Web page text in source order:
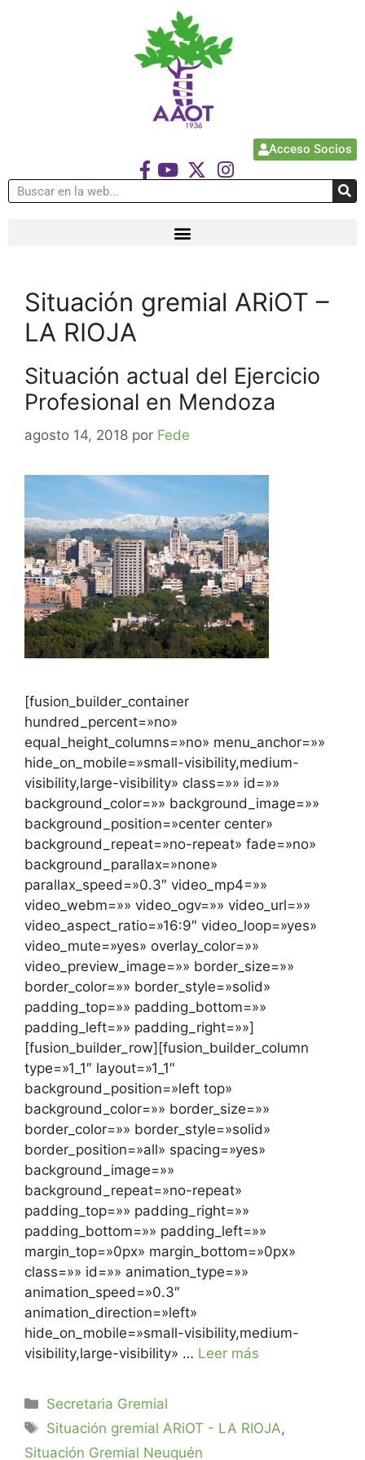
Acceso Socios
Situación gremial ARiOT –
LA RIOJA
Situación actual del Ejercicio
Profesional en Mendoza
agosto 14, 2018 por Fede
[fusion_builder_container
hundred_percent=»no»
equal_height_columns=»no» menu_anchor=»»
hide_on_mobile=»small-visibility,medium-
visibility,large-visibility» class=»» id=»»
background_color=»» background_image=»»
background_position=»center center»
background_repeat=»no-repeat» fade=»no»
background_parallax=»none»
parallax_speed=»0.3″ video_mp4=»»
video_webm=»» video_ogv=»» video_url=»»
video_aspect_ratio=»16:9″ video_loop=»yes»
video_mute=»yes» overlay_color=»»
video_preview_image=»» border_size=»»
border_color=»» border_style=»solid»
padding_top=»» padding_bottom=»»
padding_left=»» padding_right=»»]
[fusion_builder_row][fusion_builder_column
type=»1_1″ layout=»1_1″
background_position=»left top»
background_color=»» border_size=»»
border_color=»» border_style=»solid»
border_position=»all» spacing=»yes»
background_image=»»
background_repeat=»no-repeat»
padding_top=»» padding_right=»»
padding_bottom=»» padding_left=»»
margin_top=»0px» margin_bottom=»0px»
class=»» id=»» animation_type=»»
animation_speed=»0.3″
animation_direction=»left»
hide_on_mobile=»small-visibility,medium-
visibility,large-visibility» … Leer más
Secretaria Gremial
Situación gremial ARiOT - LA RIOJA,
Situación Gremial Neuquén